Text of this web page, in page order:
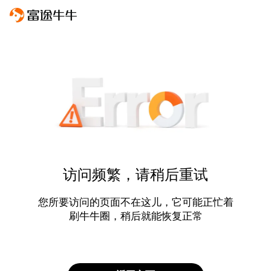
访问频繁，请稍后重试
您所要访问的页面不在这儿，它可能正忙着
刷牛牛圈，稍后就能恢复正常